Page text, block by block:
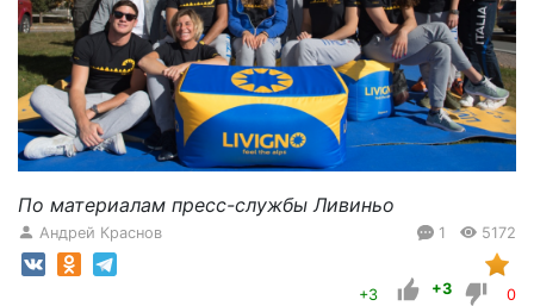
По материалам пресс-службы Ливиньо
Андрей Краснов 1 5172
+3 +3 0